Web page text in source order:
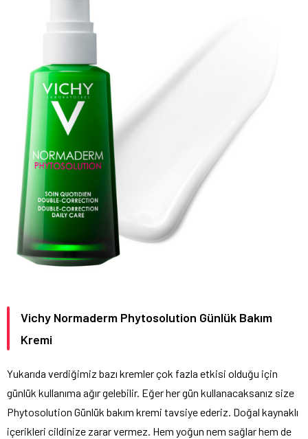
Vichy Normaderm Phytosolution Günlük Bakım
Kremi
Yukarıda verdiğimiz bazı kremler çok fazla etkisi olduğu için
günlük kullanıma ağır gelebilir. Eğer her gün kullanacaksanız size
Phytosolution Günlük bakım kremi tavsiye ederiz. Doğal kaynaklı
içerikleri cildinize zarar vermez. Hem yoğun nem sağlar hem de